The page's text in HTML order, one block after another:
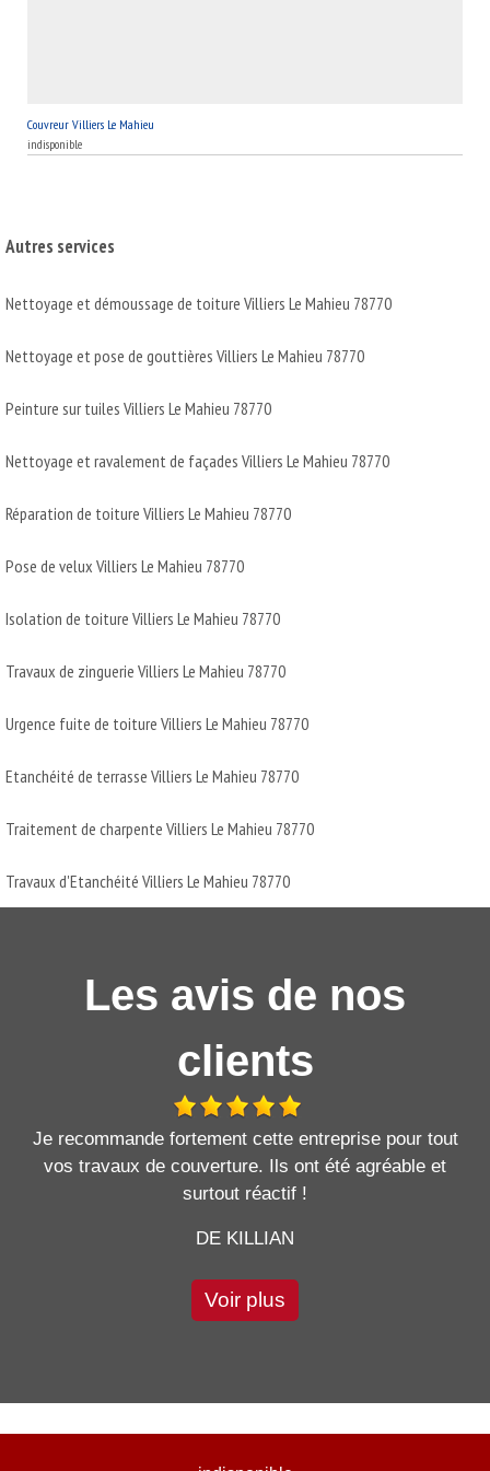
Couvreur Villiers Le Mahieu
indisponible
Autres services
Nettoyage et démoussage de toiture Villiers Le Mahieu 78770
Nettoyage et pose de gouttières Villiers Le Mahieu 78770
Peinture sur tuiles Villiers Le Mahieu 78770
Nettoyage et ravalement de façades Villiers Le Mahieu 78770
Réparation de toiture Villiers Le Mahieu 78770
Pose de velux Villiers Le Mahieu 78770
Isolation de toiture Villiers Le Mahieu 78770
Travaux de zinguerie Villiers Le Mahieu 78770
Urgence fuite de toiture Villiers Le Mahieu 78770
Etanchéité de terrasse Villiers Le Mahieu 78770
Traitement de charpente Villiers Le Mahieu 78770
Travaux d'Etanchéité Villiers Le Mahieu 78770
Les avis de nos
clients
Je recommande fortement cette entreprise pour tout
vos travaux de couverture. Ils ont été agréable et
surtout réactif !
DE KILLIAN
Voir plus